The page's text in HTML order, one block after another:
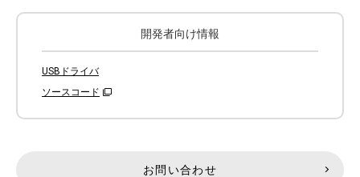
開発者向け情報
USBドライバ
ソースコード
お問い合わせ